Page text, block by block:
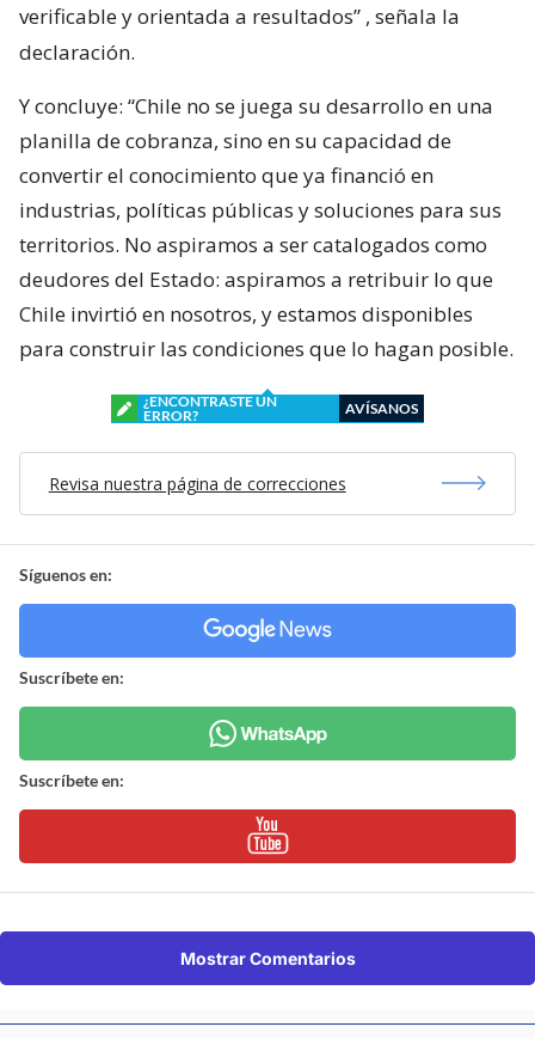
verificable y orientada a resultados” , señala la
declaración.
Y concluye: “Chile no se juega su desarrollo en una
planilla de cobranza, sino en su capacidad de
convertir el conocimiento que ya financió en
industrias, políticas públicas y soluciones para sus
territorios. No aspiramos a ser catalogados como
deudores del Estado: aspiramos a retribuir lo que
Chile invirtió en nosotros, y estamos disponibles
para construir las condiciones que lo hagan posible.
¿ENCONTRASTE UN
ERROR?
AVÍSANOS
Revisa nuestra página de correcciones
Síguenos en:
Suscríbete en:
Suscríbete en:
Mostrar Comentarios